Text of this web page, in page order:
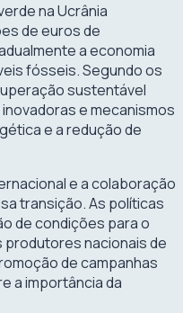
na Ucrânia
de euros de
a economia
fósseis. Segundo os
sustentável
e mecanismos
e a redução de
e a colaboração
transição. As políticas
de condições para o
nacionais de
de campanhas
a importância da